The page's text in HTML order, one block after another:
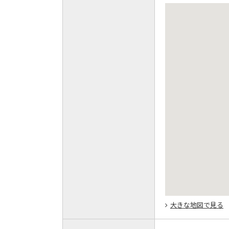
大きな地図で見る